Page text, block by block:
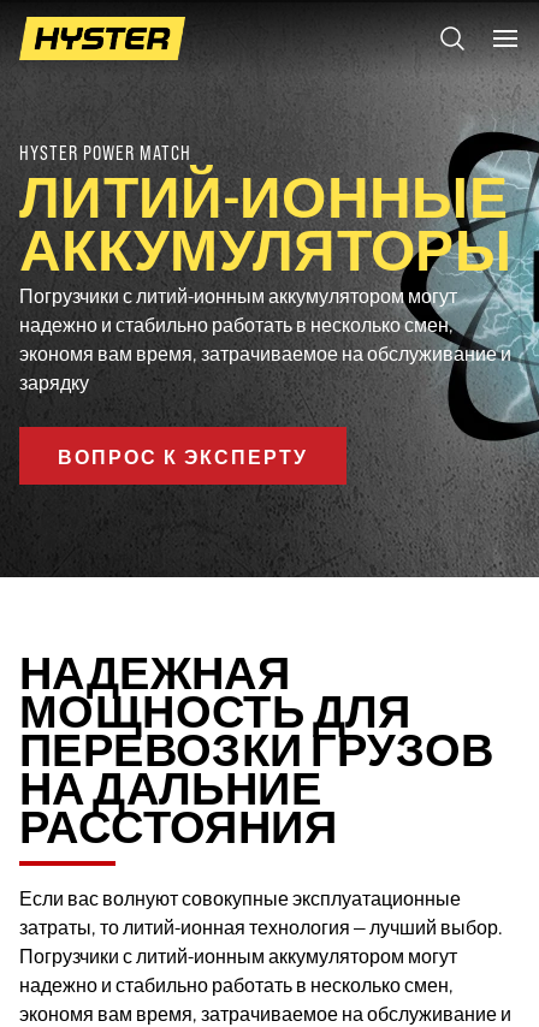
HYSTER POWER MATCH
ЛИТИЙ-ИОННЫЕ
АККУМУЛЯТОРЫ
Погрузчики с литий-ионным аккумулятором могут
надежно и стабильно работать в несколько смен,
экономя вам время, затрачиваемое на обслуживание и
зарядку
ВОПРОС К ЭКСПЕРТУ
НАДЕЖНАЯ
МОЩНОСТЬ ДЛЯ
ПЕРЕВОЗКИ ГРУЗОВ
НА ДАЛЬНИЕ
РАССТОЯНИЯ
Если вас волнуют совокупные эксплуатационные
затраты, то литий-ионная технология — лучший выбор.
Погрузчики с литий-ионным аккумулятором могут
надежно и стабильно работать в несколько смен,
экономя вам время, затрачиваемое на обслуживание и